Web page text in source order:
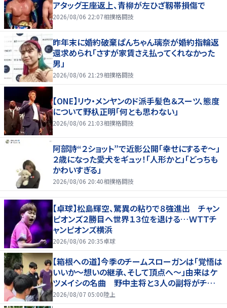
アタッグ王座返上、青柳が左ひざ靱帯損傷で
2026/08/06 22:07相撲格闘技
昨年末に婚約破棄ぱんちゃん璃奈が婚約指輪返
還求められ「さすが家賃さえ払ってくれなかった
男」
2026/08/06 21:29相撲格闘技
【ONE】リウ・メンヤンのド派手髪色＆スーツ、態度
について野杁正明「何とも思わない」
2026/08/06 21:03相撲格闘技
阿部詩“２ショット”で近影公開「幸せにするぞ〜」
２歳になった愛犬をギュッ！「人形かと」「どっちも
かわいすぎる」
2026/08/06 20:40相撲格闘技
【卓球】松島輝空、驚異の粘りで８強進出 チャン
ピオンズ２勝目へ世界１３位を退ける…ＷＴＴチ
ャンピオンズ横浜
2026/08/06 20:35卓球
【箱根への道】今季のチームスローガンは「覚悟は
いいか～想いの継承、そして頂点へ～」由来はケ
ツメイシの名曲 野中主将と３人の副将がチーム
を引っ張る…夏合宿特集第１弾、国学院大
2026/08/07 05:00陸上